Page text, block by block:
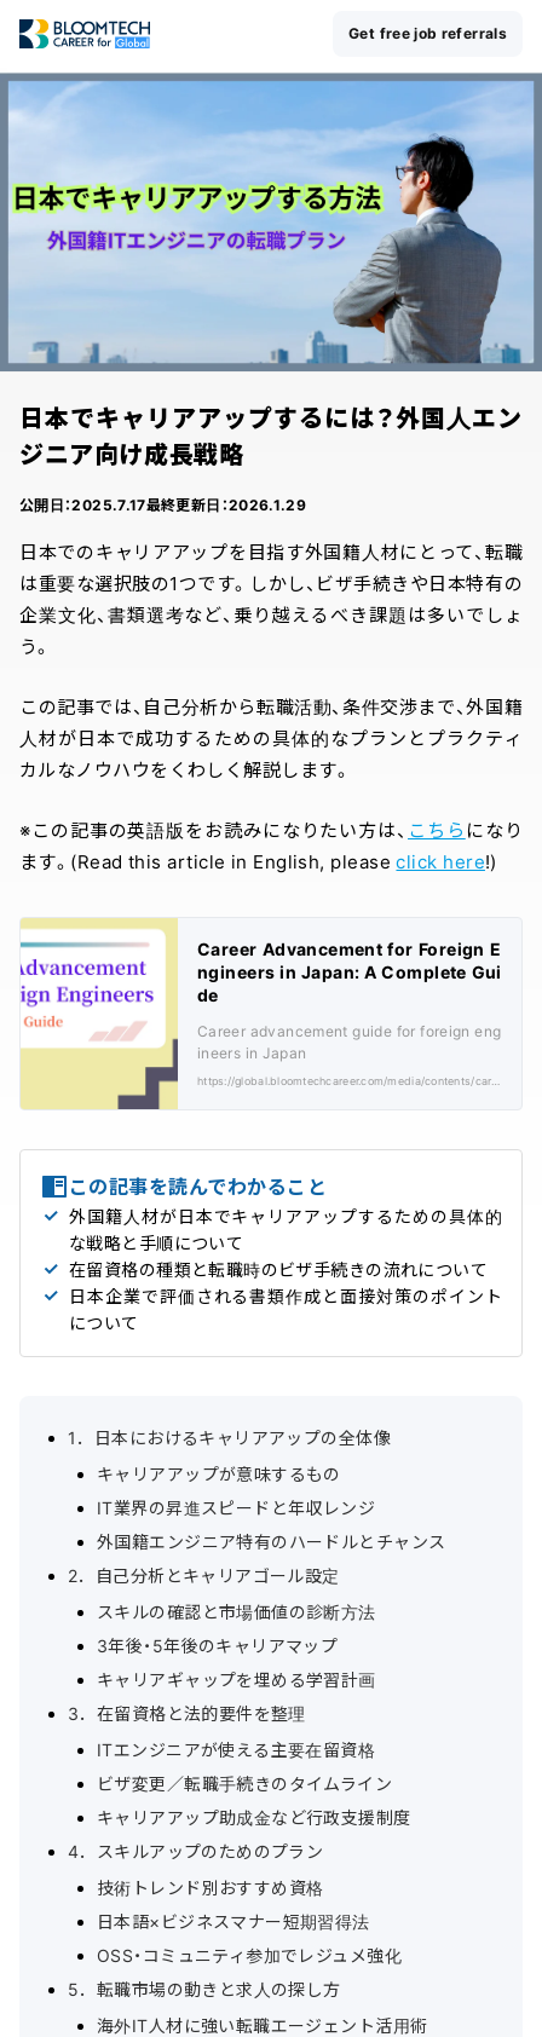
Get free job referrals
日本でキャリアアップするには？外国人エン
ジニア向け成長戦略
公開日：2025.7.17最終更新日：2026.1.29
日本でのキャリアアップを目指す外国籍人材にとって、転職
は重要な選択肢の1つです。しかし、ビザ手続きや日本特有の
企業文化、書類選考など、乗り越えるべき課題は多いでしょ
う。
この記事では、自己分析から転職活動、条件交渉まで、外国籍
人材が日本で成功するための具体的なプランとプラクティ
カルなノウハウをくわしく解説します。
※この記事の英語版をお読みになりたい方は、 こちら になり
ます。(Read this article in English, pleaseclick here!)
Career Advancement for Foreign E
ngineers in Japan: A Complete Gui
de
Career advancement guide for foreign eng
ineers in Japan
この記事を読んでわかること
外国籍人材が日本でキャリアアップするための具体的
な戦略と手順について
在留資格の種類と転職時のビザ手続きの流れについて
日本企業で評価される書類作成と面接対策のポイント
について
1．日本におけるキャリアアップの全体像
キャリアアップが意味するもの
IT業界の昇進スピードと年収レンジ
外国籍エンジニア特有のハードルとチャンス
2．自己分析とキャリアゴール設定
スキルの確認と市場価値の診断方法
3年後・5年後のキャリアマップ
キャリアギャップを埋める学習計画
3．在留資格と法的要件を整理
ITエンジニアが使える主要在留資格
ビザ変更／転職手続きのタイムライン
キャリアアップ助成金など行政支援制度
4．スキルアップのためのプラン
技術トレンド別おすすめ資格
日本語×ビジネスマナー短期習得法
OSS・コミュニティ参加でレジュメ強化
5．転職市場の動きと求人の探し方
海外IT人材に強い転職エージェント活用術